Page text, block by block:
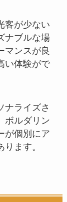
客が少ない
ナブルな場
マンスが良
い体験がで
ナライズさ
ボルダリン
が個別にア
ます。